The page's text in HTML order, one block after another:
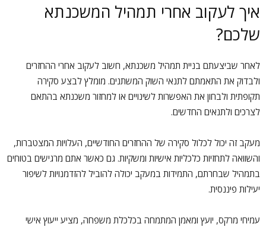
איך לעקוב אחרי תמהיל המשכנתא
שלכם?
לאחר שביצעתם בניית תמהיל משכנתא, חשוב לעקוב אחרי ההחזרים
ולבדוק את התאמתם לתנאי השוק המשתנים. מומלץ לבצע סקירה
תקופתית ולבחון את האפשרות לשינויים או למחזור משכנתא בהתאם
לצרכים ולתנאים החדשים.
מעקב זה יכול לכלול סקירה של ההחזרים החודשיים, העלויות המצטברות,
והשוואה לתחזיות כלכליות אישיות ומשקיות. גם כאשר אתם מרגישים בטוחים
בתמהיל שבחרתם, התמידות במעקב יכולה להוביל להזדמנויות לשיפור
יעילות פיננסית.
עמיחי מרקס, יועץ ומאמן המתמחה בכלכלת משפחה, מציע ייעוץ אישי